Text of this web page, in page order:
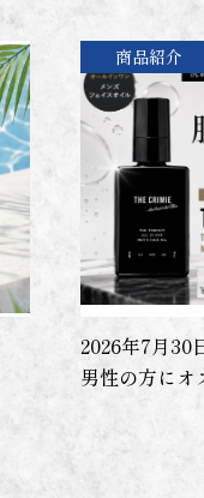
商品紹介
2026年7月30
男性の方にオ